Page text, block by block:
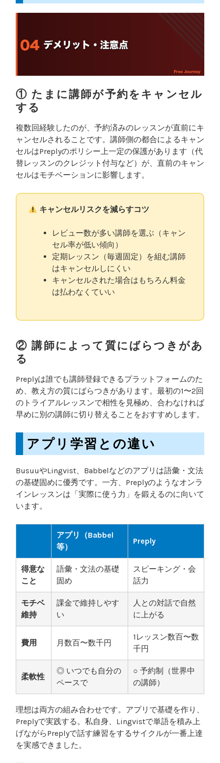
① たまに講師が予約をキャンセル
する
複数回経験したのが、予約済みのレッスンが直前にキ
ャンセルされることです。講師側の都合によるキャン
セルはPreplyのポリシー上一定の保護があります（代
替レッスンのクレジット付与など）が、直前のキャン
セルはモチベーションに影響します。
キャンセルリスクを減らすコツ
レビュー数が多い講師を選ぶ（キャン
セル率が低い傾向）
定期レッスン（毎週固定）を組む講師
はキャンセルしにくい
キャンセルされた場合はもちろん料金
は払わなくていい
② 講師によって質にばらつきがあ
る
Preplyは誰でも講師登録できるプラットフォームのた
め、教え方の質にばらつきがあります。最初の1〜2回
のトライアルレッスンで相性を見極め、合わなければ
早めに別の講師に切り替えることをおすすめします。
アプリ学習との違い
BusuuやLingvist、Babbelなどのアプリは語彙・文法
の基礎固めに優秀です。一方、Preplyのようなオンラ
インレッスンは「実際に使う力」を鍛えるのに向いて
います。
アプリ（Babbel
等）
Preply
得意な
こと
語彙・文法の基礎
固め
スピーキング・会
話力
モチベ
維持
課金で維持しやす
い
人との対話で自然
に上がる
費用 月数百〜数千円
1レッスン数百〜数
千円
柔軟性
◎ いつでも自分の
ペースで
○ 予約制（世界中
の講師）
理想は両方の組み合わせです。アプリで基礎を作り、
Preplyで実践する。私自身、Lingvistで単語を積み上
げながらPreplyで話す練習をするサイクルが一番上達
を実感できました。